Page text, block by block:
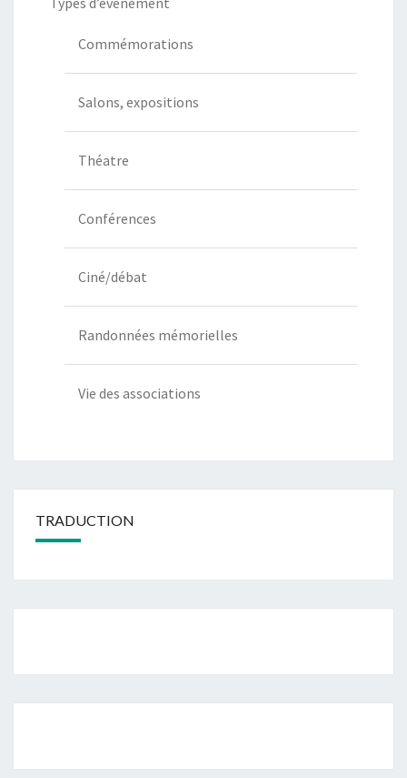
Commémorations
Salons, expositions
Théatre
Conférences
Ciné/débat
Randonnées mémorielles
Vie des associations
TRADUCTION